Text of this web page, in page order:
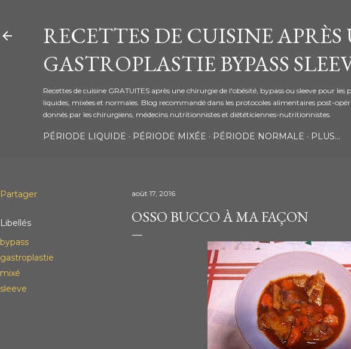
RECETTES DE CUISINE APRÈS
GASTROPLASTIE BYPASS
Recettes de cuisine GRATUITES après une chirurgie de l'obésité, bypass ou sleeve pour les
liquides, mixées et normales. Blog recommandé dans les protocoles alimentaires post-
donnés par les chirurgiens, médecins nutritionnistes et diététiciennes-nutritionnistes.
PÉRIODE LIQUIDE PÉRIODE MIXÉE PÉRIODE NORMALE PLUS…
Partager
Libellés
bypass
gastroplastie
mixé
sleeve
août 17, 2016
OSSO BUCCO À MA FAÇON